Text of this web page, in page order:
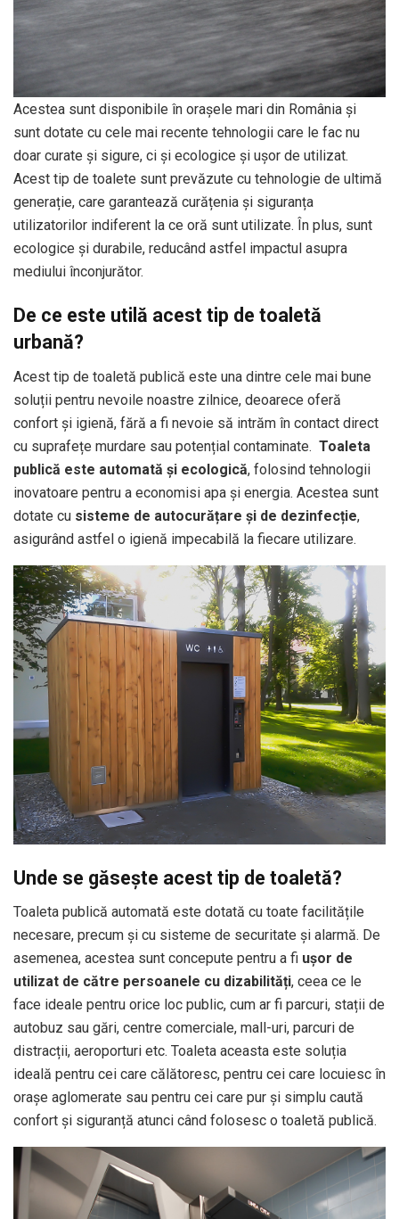
Acestea sunt disponibile în orașele mari din România și
sunt dotate cu cele mai recente tehnologii care le fac nu
doar curate și sigure, ci și ecologice și ușor de utilizat.
Acest tip de toalete sunt prevăzute cu tehnologie de ultimă
generație, care garantează curățenia și siguranța
utilizatorilor indiferent la ce oră sunt utilizate. În plus, sunt
ecologice și durabile, reducând astfel impactul asupra
mediului înconjurător.
De ce este util ă acest tip de toaletă
urbană?
Acest tip de toaletă publică este una dintre cele mai bune
soluții pentru nevoile noastre zilnice, deoarece oferă
confort și igienă, fără a fi nevoie să intrăm în contact direct
cu suprafețe murdare sau potențial contaminate. Toaleta
publică este automată și ecologică, folosind tehnologii
inovatoare pentru a economisi apa și energia. Acestea sunt
dotate cu sisteme de autocurățare și de dezinfecție,
asigurând astfel o igienă impecabilă la fiecare utilizare.
Unde se găsește acest tip de toaletă?
Toaleta publică automată este dotată cu toate facilitățile
necesare, precum și cu sisteme de securitate și alarmă. De
asemenea, acestea sunt concepute pentru a fi ușor de
utilizat de către persoanele cu dizabilități, ceea ce le
face ideale pentru orice loc public, cum ar fi parcuri, stații de
autobuz sau gări, centre comerciale, mall-uri, parcuri de
distracții, aeroporturi etc. Toaleta aceasta este soluția
ideală pentru cei care călătoresc, pentru cei care locuiesc în
orașe aglomerate sau pentru cei care pur și simplu caută
confort și siguranță atunci când folosesc o toaletă publică.